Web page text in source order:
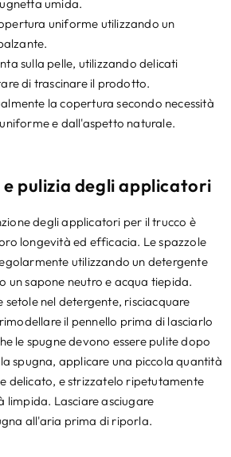
umida.
uniforme utilizzando un
sulla pelle, utilizzando delicati
di trascinare il prodotto.
la copertura secondo necessità
e dall'aspetto naturale.
pulizia degli applicatori
degli applicatori per il trucco è
longevità ed efficacia. Le spazzole
utilizzando un detergente
un sapone neutro e acqua tiepida.
nel detergente, risciacquare
il pennello prima di lasciarlo
le spugne devono essere pulite dopo
spugna, applicare una piccola quantità
delicato, e strizzatelo ripetutamente
limpida. Lasciare asciugare
all'aria prima di riporla.